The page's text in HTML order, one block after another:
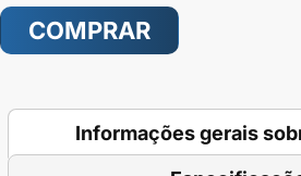
COMPRAR
Informações gerais